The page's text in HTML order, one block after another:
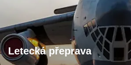
Letecká přeprava